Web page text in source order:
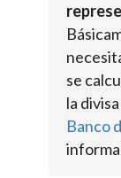
se
la
Banco